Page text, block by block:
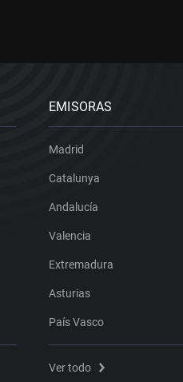
EMISORAS
Madrid
Catalunya
Andalucía
Valencia
Extremadura
Asturias
País Vasco
Ver todo